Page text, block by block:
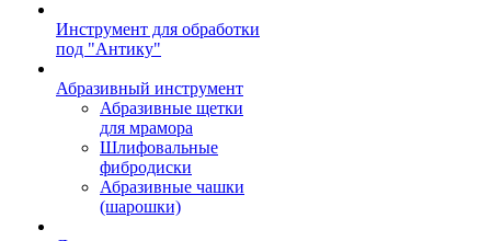
Инструмент для обработки
под "Антику"
Абразивный инструмент
Абразивные щетки
для мрамора
Шлифовальные
фибродиски
Абразивные чашки
(шарошки)